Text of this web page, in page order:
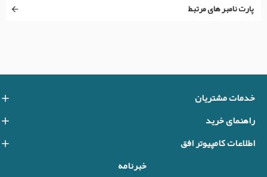
پارت نامبر های مرتبط
خدمات مشتریان
راهنمای خرید
اطلاعات کامپیوتر افق
خبرنامه